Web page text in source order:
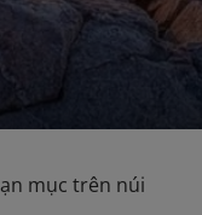
mục trên núi